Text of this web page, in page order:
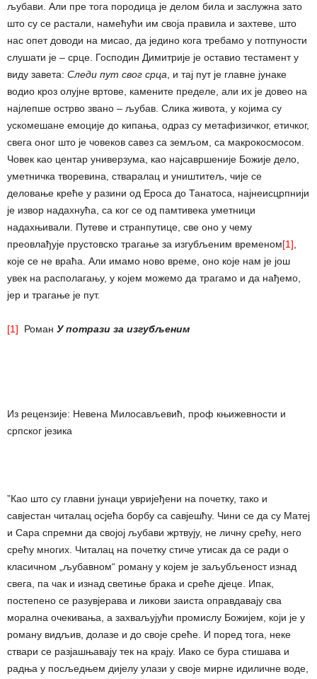
љубави. Али пре тога породица је делом била и заслужна зато
што су се растали, намећући им своја правила и захтеве, што
нас опет доводи на мисао, да једино кога требамо у потпуности
слушати је – срце. Господин Димитрије је оставио тестамент у
виду завета: Следи пут свог срца , и тај пут је главне јунаке
водио кроз олујне вртове, камените пределе, али их је довео на
најлепше острво звано – љубав. Слика живота, у којима су
ускомешане емоције до кипања, одраз су метафизичког, етичког,
свега оног што је човеков савез са земљом, са макрокосмосом.
Човек као центар универзума, као најсавршеније Божије дело,
уметничка творевина, стваралац и уништитељ, чије се
деловање креће у разини од Ероса до Танатоса, најнеисцрпнији
је извор надахнућа, са ког се од памтивека уметници
надахњивали. Путеве и странпутице, све оно у чему
преовлађује прустовско трагање за изгубљеним временом[1]
које се не враћа. Али имамо ново време, оно које нам је још
увек на располагању, у којем можемо да трагамо и да нађемо,
јер и трагање је пут.
[1] Роман У потрази за изгубљеним
Из рецензије: Невена Милосављевић, проф књижевности и
српског језика
”Као што су главни јунаци увријеђени на почетку, тако и
савјестан читалац осјећа борбу са савјешћу. Чини се да су Матеј
и Сара спремни да својој љубави жртвују, не личну срећу, него
срећу многих. Читалац на почетку стиче утисак да се ради о
класичном „љубавном“ роману у којем је заљубљеност изнад
свега, па чак и изнад светиње брака и среће дјеце. Ипак,
постепено се разувјерава и ликови заиста оправдавају сва
морална очекивања, а захваљујући промислу Божијем, који је у
роману видљив, долазе и до своје среће. И поред тога, неке
ствари се разјашњавају тек на крају. Иако се бура стишава и
радња у посљедњем дијелу улази у своје мирне идиличне воде,